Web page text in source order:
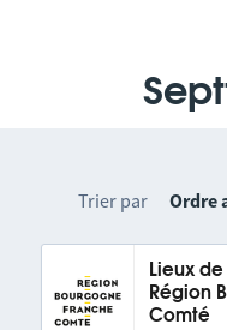
Trier par Ordre
Lieux
Région
Comté